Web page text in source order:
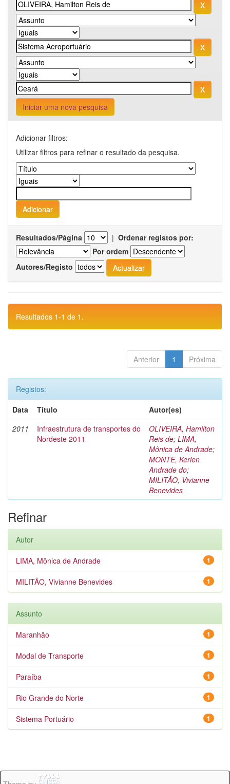
Iniciar uma nova pesquisa
Adicionar filtros:
Utilizar filtros para refinar o resultado da pesquisa.
Resultados/Página | Ordenar registos por:
Por ordem
Autores/Registo
Resultados 1-1 de 1.
Anterior 1 Próxima
Registos:
Data
Título
Autor(es)
2011
Infraestrutura de transportes do
Nordeste 2011
OLIVEIRA, Hamilton
Reis de; LIMA,
Mônica de Andrade;
MONTE, Kerlen
Andrade do;
MILITÃO, Vivianne
Benevides
Refinar
Autor
1
LIMA, Mônica de Andrade
1
MILITÃO, Vivianne Benevides
Assunto
1
Maranhão
1
Modal de Transporte
1
Paraíba
1
Rio Grande do Norte
1
Sistema Portuário